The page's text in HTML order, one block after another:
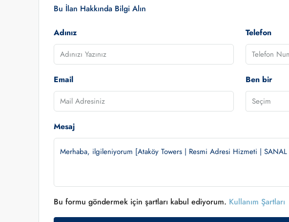
Bu İlan Hakkında Bilgi Alın
Adınız Telefon
Email Ben bir
Seçim
Mesaj
Bu formu göndermek için şartları kabul ediyorum. Kullanım Şartları